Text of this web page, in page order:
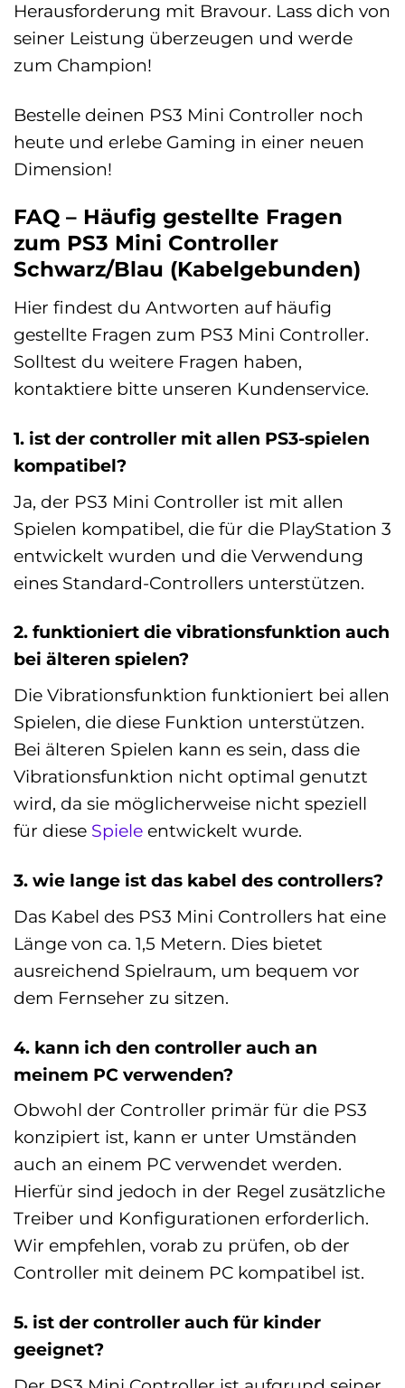
Herausforderung mit Bravour. Lass dich von
seiner Leistung überzeugen und werde
zum Champion!
Bestelle deinen PS3 Mini Controller noch
heute und erlebe Gaming in einer neuen
Dimension!
FAQ – Häufig gestellte Fragen
zum PS3 Mini Controller
Schwarz/Blau (Kabelgebunden)
Hier findest du Antworten auf häufig
gestellte Fragen zum PS3 Mini Controller.
Solltest du weitere Fragen haben,
kontaktiere bitte unseren Kundenservice.
1. ist der controller mit allen PS3-spielen
kompatibel?
Ja, der PS3 Mini Controller ist mit allen
Spielen kompatibel, die für die PlayStation 3
entwickelt wurden und die Verwendung
eines Standard-Controllers unterstützen.
2. funktioniert die vibrationsfunktion auch
bei älteren spielen?
Die Vibrationsfunktion funktioniert bei allen
Spielen, die diese Funktion unterstützen.
Bei älteren Spielen kann es sein, dass die
Vibrationsfunktion nicht optimal genutzt
wird, da sie möglicherweise nicht speziell
für diese Spiele entwickelt wurde.
3. wie lange ist das kabel des controllers?
Das Kabel des PS3 Mini Controllers hat eine
Länge von ca. 1,5 Metern. Dies bietet
ausreichend Spielraum, um bequem vor
dem Fernseher zu sitzen.
4. kann ich den controller auch an
meinem PC verwenden?
Obwohl der Controller primär für die PS3
konzipiert ist, kann er unter Umständen
auch an einem PC verwendet werden.
Hierfür sind jedoch in der Regel zusätzliche
Treiber und Konfigurationen erforderlich.
Wir empfehlen, vorab zu prüfen, ob der
Controller mit deinem PC kompatibel ist.
5. ist der controller auch für kinder
geeignet?